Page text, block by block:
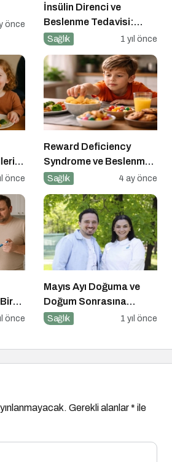
önce
İnsülin Direnci ve
Beslenme Tedavisi:
Düşük Glisemik İndeksli
Sağlık 1 yıl önce
önce
Reward Deficiency
Syndrome ve Beslenme
Davranışı
Sağlık 4 ay önce
önce
Mayıs Ayı Doğuma ve
Doğum Sonrasına
Hazırlık Atölyesi
Sağlık 1 yıl önce
Gerekli alanlar* ile